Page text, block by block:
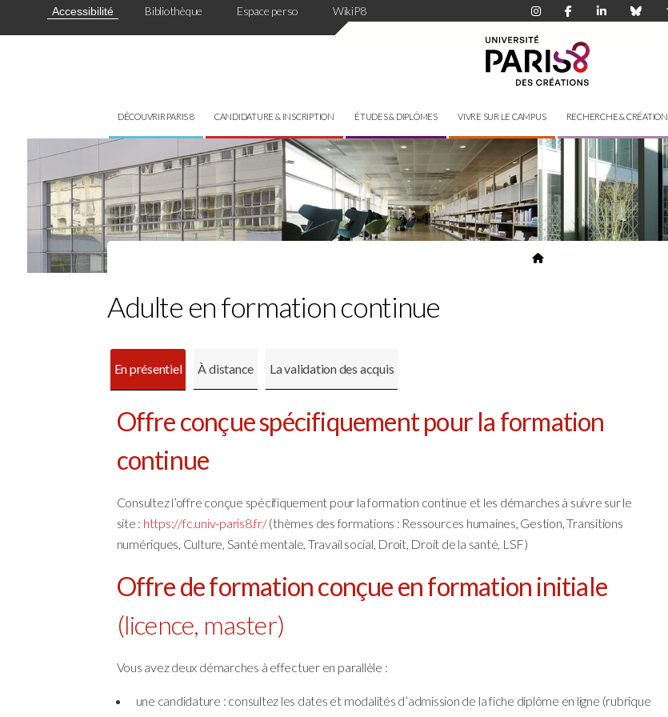
Accessibilité Bibliothèque Espace perso WikiP8
DÉCOUVRIR PARIS 8 CANDIDATURE & INSCRIPTION ÉTUDES & DIPLÔMES VIVRE SUR LE CAMPUS RECHERCHE & CRÉATION
Adulte en formation continue
En présentiel À distance La validation des acquis
Offre conçue spécifiquement pour la formation
continue
Consultez l’offre conçue spécifiquement pour la formation continue et les démarches à suivre sur le
site : https://fc.univ-paris8.fr/(thèmes des formations : Ressources humaines, Gestion, Transitions
numériques, Culture, Santé mentale, Travail social, Droit, Droit de la santé, LSF)
Offre de formation conçue en formation initiale
(licence, master)
Vous avez deux démarches à effectuer en parallèle :
une candidature : consultez les dates et modalités d’admission de la fiche diplôme en ligne (rubrique
Panneau de gestion des cookies